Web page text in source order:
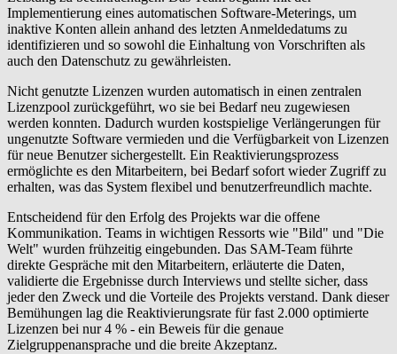
Implementierung eines automatischen Software-Meterings, um
inaktive Konten allein anhand des letzten Anmeldedatums zu
identifizieren und so sowohl die Einhaltung von Vorschriften als
auch den Datenschutz zu gewährleisten.
Nicht genutzte Lizenzen wurden automatisch in einen zentralen
Lizenzpool zurückgeführt, wo sie bei Bedarf neu zugewiesen
werden konnten. Dadurch wurden kostspielige Verlängerungen für
ungenutzte Software vermieden und die Verfügbarkeit von Lizenzen
für neue Benutzer sichergestellt. Ein Reaktivierungsprozess
ermöglichte es den Mitarbeitern, bei Bedarf sofort wieder Zugriff zu
erhalten, was das System flexibel und benutzerfreundlich machte.
Entscheidend für den Erfolg des Projekts war die offene
Kommunikation. Teams in wichtigen Ressorts wie "Bild" und "Die
Welt" wurden frühzeitig eingebunden. Das SAM-Team führte
direkte Gespräche mit den Mitarbeitern, erläuterte die Daten,
validierte die Ergebnisse durch Interviews und stellte sicher, dass
jeder den Zweck und die Vorteile des Projekts verstand. Dank dieser
Bemühungen lag die Reaktivierungsrate für fast 2.000 optimierte
Lizenzen bei nur 4 % - ein Beweis für die genaue
Zielgruppenansprache und die breite Akzeptanz.